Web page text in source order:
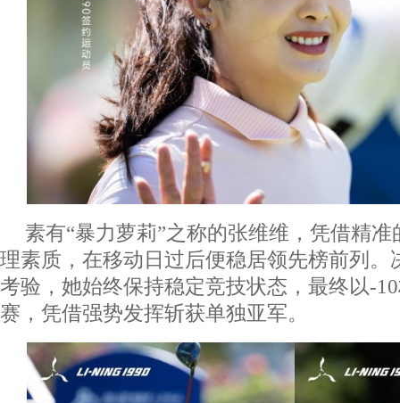
素有“暴力萝莉”之称的张维维，凭借精
理素质，在移动日过后便稳居领先榜前列。
考验，她始终保持稳定竞技状态，最终以-
赛，凭借强势发挥斩获单独亚军。